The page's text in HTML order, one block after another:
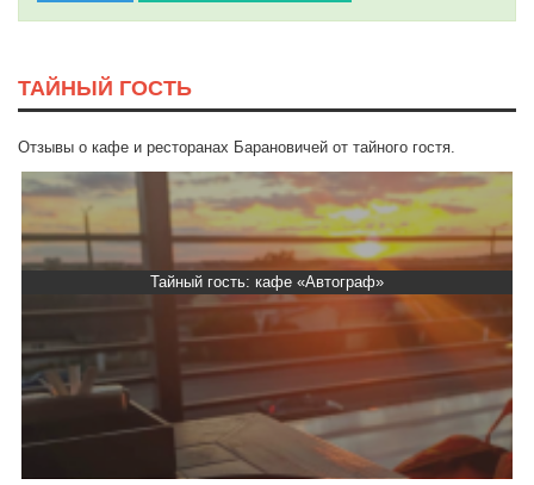
ТАЙНЫЙ ГОСТЬ
Отзывы о кафе и ресторанах Барановичей от тайного гостя.
Тайный гость: кафе «Автограф»